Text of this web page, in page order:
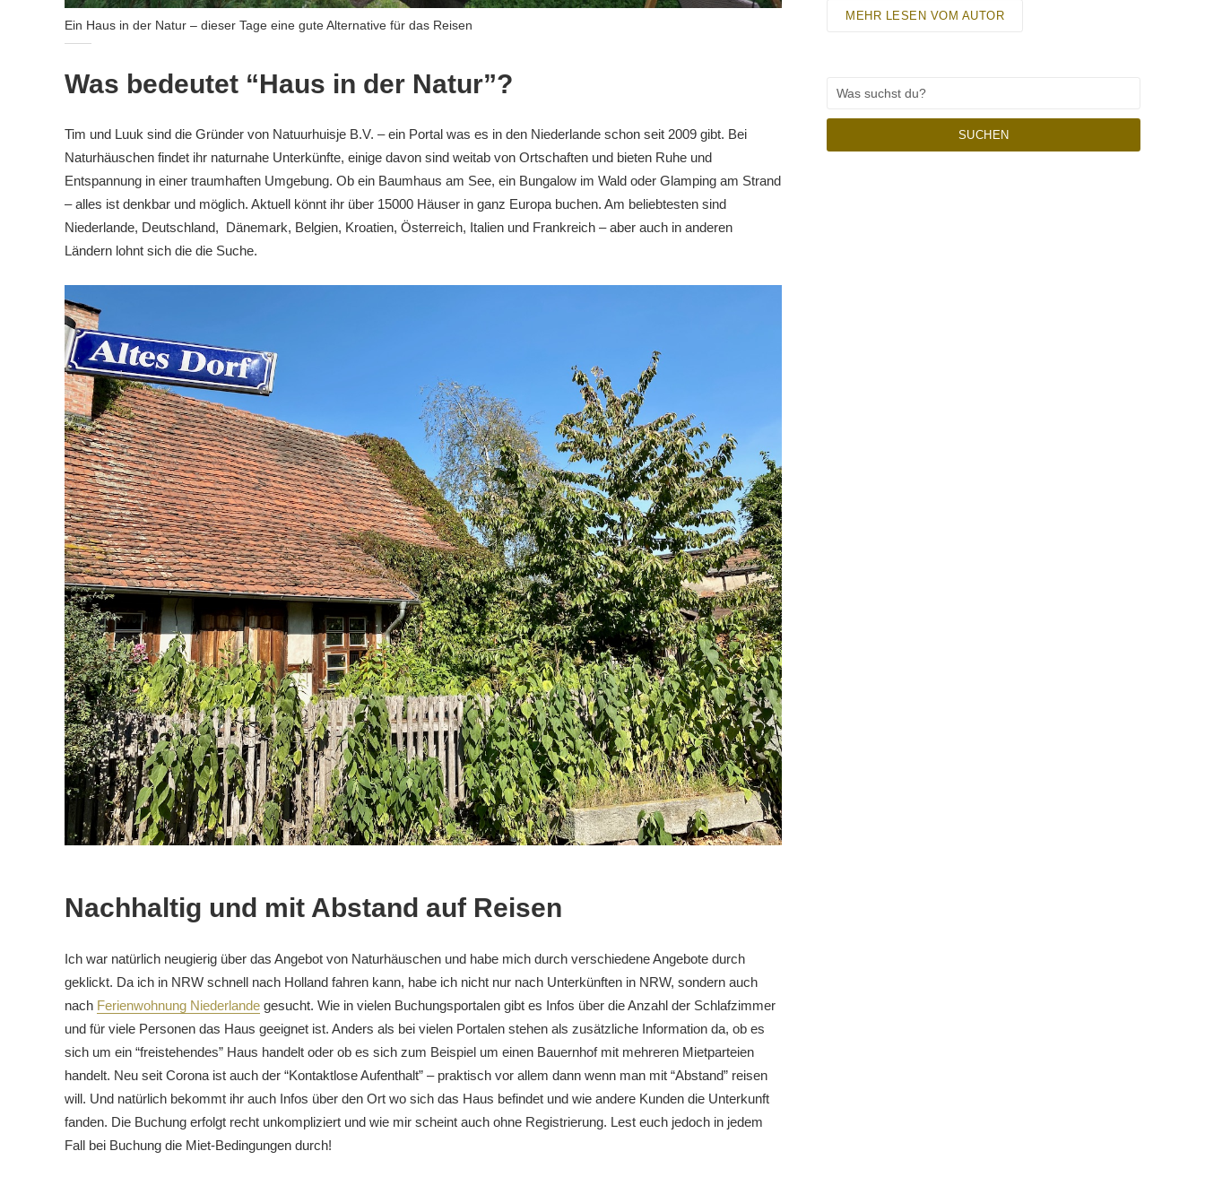
Ein Haus in der Natur – dieser Tage eine gute Alternative für das Reisen
Was bedeutet “Haus in der Natur”?
Tim und Luuk sind die Gründer von Natuurhuisje B.V. – ein Portal was es in den Niederlande schon seit 2009 gibt. Bei
Naturhäuschen findet ihr naturnahe Unterkünfte, einige davon sind weitab von Ortschaften und bieten Ruhe und
Entspannung in einer traumhaften Umgebung. Ob ein Baumhaus am See, ein Bungalow im Wald oder Glamping am Strand
– alles ist denkbar und möglich. Aktuell könnt ihr über 15000 Häuser in ganz Europa buchen. Am beliebtesten sind
Niederlande, Deutschland, Dänemark, Belgien, Kroatien, Österreich, Italien und Frankreich – aber auch in anderen
Ländern lohnt sich die die Suche.
Nachhaltig und mit Abstand auf Reisen
Ich war natürlich neugierig über das Angebot von Naturhäuschen und habe mich durch verschiedene Angebote durch
geklickt. Da ich in NRW schnell nach Holland fahren kann, habe ich nicht nur nach Unterkünften in NRW, sondern auch
nach Ferienwohnung Niederlande gesucht. Wie in vielen Buchungsportalen gibt es Infos über die Anzahl der Schlafzimmer
und für viele Personen das Haus geeignet ist. Anders als bei vielen Portalen stehen als zusätzliche Information da, ob es
sich um ein “freistehendes” Haus handelt oder ob es sich zum Beispiel um einen Bauernhof mit mehreren Mietparteien
handelt. Neu seit Corona ist auch der “Kontaktlose Aufenthalt” – praktisch vor allem dann wenn man mit “Abstand” reisen
will. Und natürlich bekommt ihr auch Infos über den Ort wo sich das Haus befindet und wie andere Kunden die Unterkunft
fanden. Die Buchung erfolgt recht unkompliziert und wie mir scheint auch ohne Registrierung. Lest euch jedoch in jedem
Fall bei Buchung die Miet-Bedingungen durch!
MEHR LESEN VOM AUTOR
SUCHEN